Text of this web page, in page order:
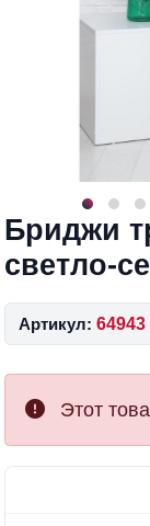
Бриджи
светло-
Артикул: 64943
Этот